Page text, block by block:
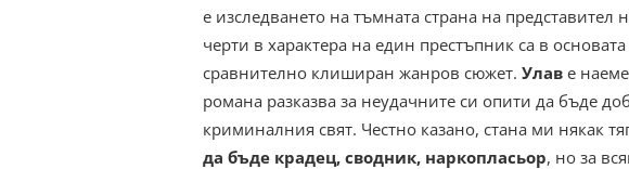
е изследването на тъмната страна на представител
черти в характера на един престъпник са в
сравнително клиширан жанров сюжет. Улав е
романа разказва за неудачните си опити да бъде
криминалния свят. Честно казано, стана ми някак
да бъде крадец, сводник, наркопласьор, но за